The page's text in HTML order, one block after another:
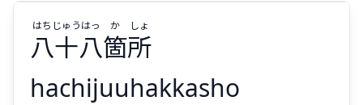
Suspend
八十八箇所
はち じゅうはっ か しょ
hachijuuhakkasho